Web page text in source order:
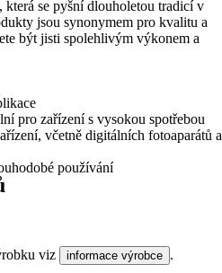
která se pyšní dlouholetou tradicí v
jsou synonymem pro kvalitu a
být jisti spolehlivým výkonem a
pro zařízení s vysokou spotřebou
včetně digitálních fotoaparátů a
používání
viz informace výrobce .